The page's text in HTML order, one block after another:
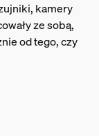
kamery
ze sobą,
od tego, czy